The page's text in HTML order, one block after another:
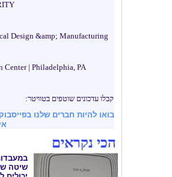
Design &amp; Manufacturing
| Philadelphia, PA.
קבלו עדכונים שוטפים בטוויטר:
בואו להיות חברים שלנו
הכי נקראים
שיטה